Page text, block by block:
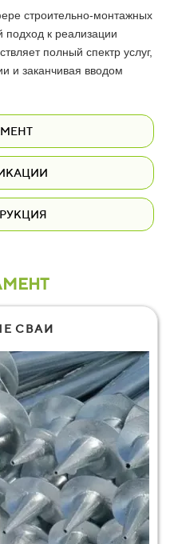
строительно-монтажных
подход к реализации
полный спектр услуг,
и заканчивая вводом
СВАИ